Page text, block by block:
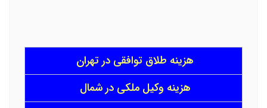
هزینه طلاق توافقی در تهران
هزینه وکیل ملکی در شمال